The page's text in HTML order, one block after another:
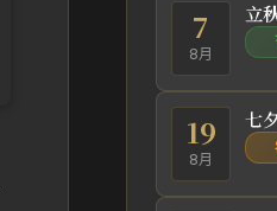
7
8月
立
19
8月
七